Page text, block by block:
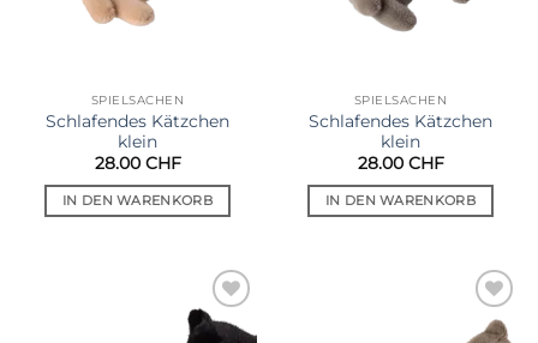
SPIELSACHEN
Schlafendes Kätzchen
klein
28.00 CHF
IN DEN WARENKORB
SPIELSACHEN
Schlafendes Kätzchen
klein
28.00 CHF
IN DEN WARENKORB
Auf die
Auf die